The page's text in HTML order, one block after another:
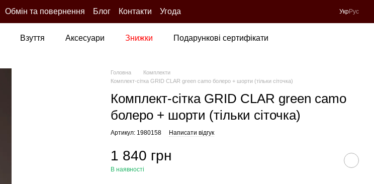
Обмін та повернення Блог Контакти Угода УкрРус
Взуття Аксесуари Знижки Подарункові сертифікати
Головна
Комплекти
Комплект-сітка GRID CLAR green camo болеро + шорти (тільки сіточка)
Комплект-сітка GRID CLAR green camo
болеро + шорти (тільки сіточка)
Артикул: 1980158 Написати відгук
1 840 грн
В наявності